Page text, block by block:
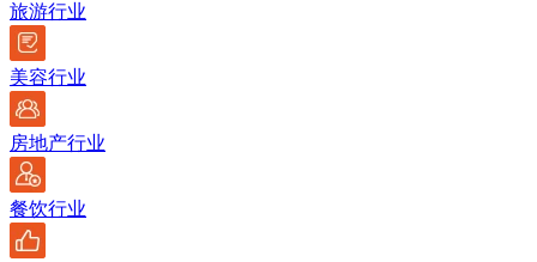
旅游行业
美容行业
房地产行业
餐饮行业